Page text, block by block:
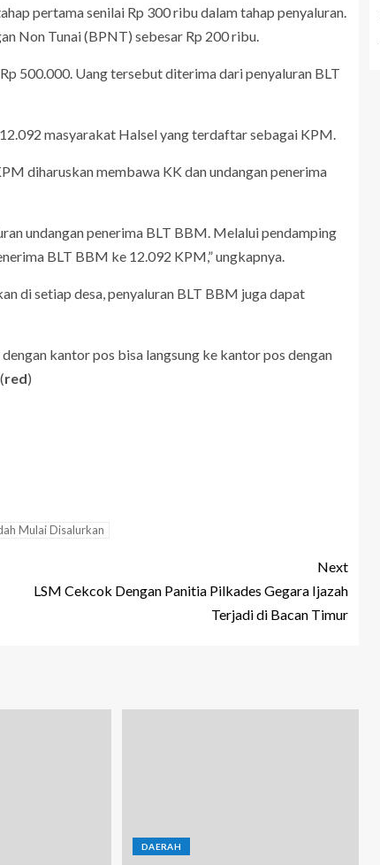
pertama senilai Rp 300 ribu dalam tahap penyaluran.
Non Tunai (BPNT) sebesar Rp 200 ribu.
500.000. Uang tersebut diterima dari penyaluran BLT
masyarakat Halsel yang terdaftar sebagai KPM.
diharuskan membawa KK dan undangan penerima
undangan penerima BLT BBM. Melalui pendamping
BLT BBM ke 12.092 KPM,” ungkapnya.
di setiap desa, penyaluran BLT BBM juga dapat
kantor pos bisa langsung ke kantor pos dengan
red)
Mulai Disalurkan
Next
LSM Cekcok Dengan Panitia Pilkades Gegara Ijazah
Terjadi di Bacan Timur
DAERAH